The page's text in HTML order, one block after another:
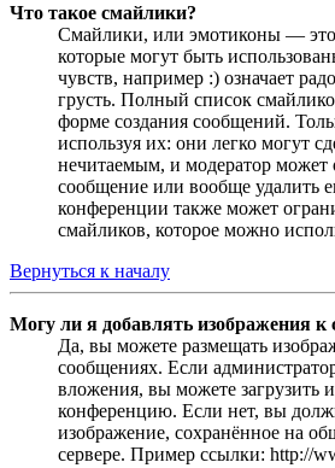
Что такое смайлики?
Смайлики, или эмотиконы — это
которые могут быть
чувств, например :) означает
грусть. Полный список
форме создания сообщений.
используя их: они легко могут
нечитаемым, и модератор может
сообщение или вообще удалить
конференции также может
смайликов, которое можно
Вернуться к началу
Могу ли я добавлять изображения к
Да, вы можете размещать
сообщениях. Если
вложения, вы можете загрузить
конференцию. Если нет, вы
изображение, сохранённое на
сервере. Пример ссылки: http://